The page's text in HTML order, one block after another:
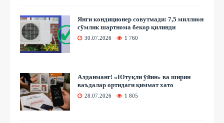
Янги кондиционер совутмади: 7,5 миллион
сўмлик шартнома бекор қилинди
30.07.2026 1 760
Алданманг! «Ютуқли ўйин» ва ширин
ваъдалар ортидаги қиммат хато
28.07.2026 1 805